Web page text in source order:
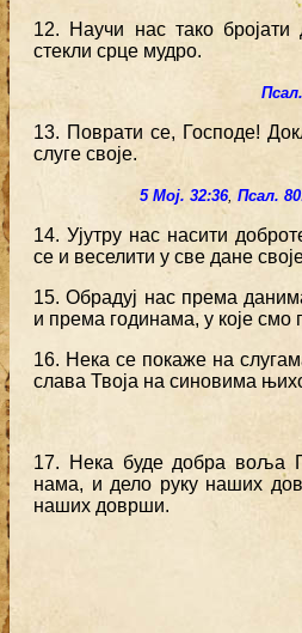
12. Научи нас тако
стекли срце мудро.
13. Поврати се, Господе!
слуге своје.
5 Мој. 32:36, Псал.
14. Ујутру нас насити
се и веселити у све дане
15. Обрадуј нас према
и према годинама, у које смо
16. Нека се покаже на
слава Твоја на синовима
17. Нека буде добра воља
нама, и дело руку наших
наших доврши.